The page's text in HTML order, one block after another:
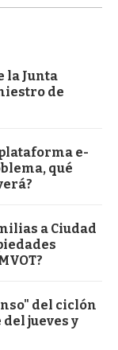
la Junta
de
e-
qué
a Ciudad
del ciclón
jueves y